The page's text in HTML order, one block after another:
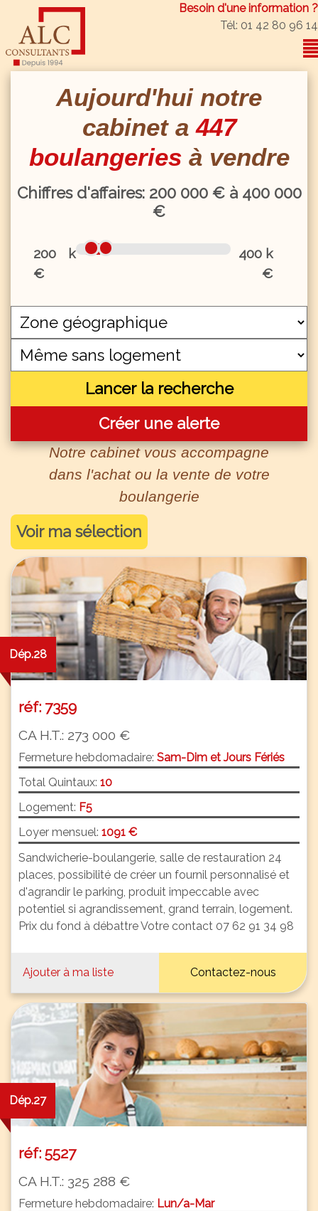
Besoin d'une information ?
Tél: 01 42 80 96 14
Aujourd'hui notre
cabinet a447
boulangeriesà vendre
Chiffres d'affaires: 200000 € à 400000
€
200 k
€
400 k
€
Lancer la recherche
Créer une alerte
Notre cabinet vous accompagne
dans l'achat ou la vente de votre
boulangerie
Voir ma sélection
Dép.28
réf: 7359
CA H.T.: 273 000 €
Fermeture hebdomadaire: Sam-Dim et Jours Fériés
Total Quintaux: 10
Logement: F5
Loyer mensuel: 1091 €
Sandwicherie-boulangerie, salle de restauration 24
places, possibilité de créer un fournil personnalisé et
d'agrandir le parking, produit impeccable avec
potentiel si agrandissement, grand terrain, logement.
Prix du fond à débattre Votre contact 07 62 91 34 98
Ajouter à ma liste Contactez-nous
Dép.27
réf: 5527
CA H.T.: 325 288 €
Fermeture hebdomadaire: Lun/a-Mar